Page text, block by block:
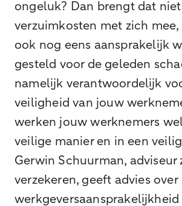
ongeluk? Dan brengt dat
verzuimkosten met zich mee,
ook nog eens aansprakelijk
gesteld voor de geleden
namelijk verantwoordelijk
veiligheid van jouw
werken jouw werknemers
veilige manier en in een
Gerwin Schuurman, adviseur
verzekeren, geeft advies over
werkgeversaansprakelijkheid